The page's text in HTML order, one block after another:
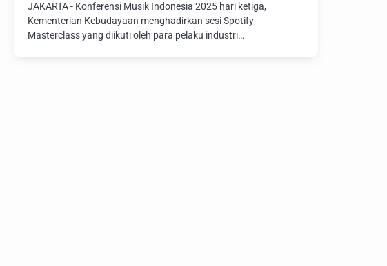
JAKARTA - Konferensi Musik Indonesia 2025 hari ketiga,
Kementerian Kebudayaan menghadirkan sesi Spotify
Masterclass yang diikuti oleh para pelaku industri…